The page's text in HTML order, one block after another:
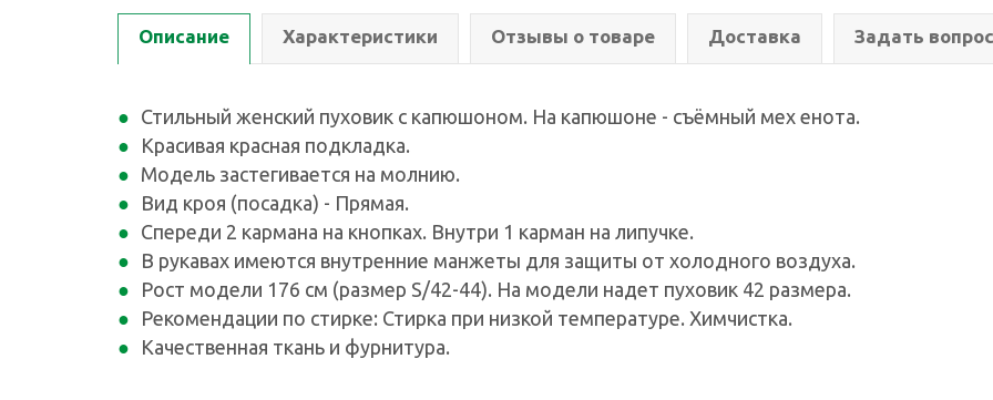
Описание Характеристики Отзывы о товаре Доставка Задать вопрос
Стильный женский пуховик с капюшоном. На капюшоне - съёмный мех енота.
Красивая красная подкладка.
Модель застегивается на молнию.
Вид кроя (посадка) - Прямая.
Спереди 2 кармана на кнопках. Внутри 1 карман на липучке.
В рукавах имеются внутренние манжеты для защиты от холодного воздуха.
Рост модели 176 см (размер S/42-44). На модели надет пуховик 42 размера.
Рекомендации по стирке: Стирка при низкой температуре. Химчистка.
Качественная ткань и фурнитура.